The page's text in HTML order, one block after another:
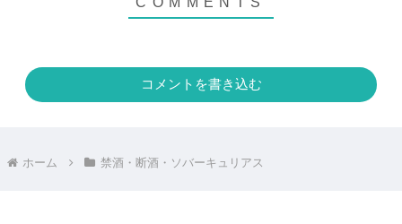
コメントを書き込む
ホーム 禁酒・断酒・ソバーキュリアス